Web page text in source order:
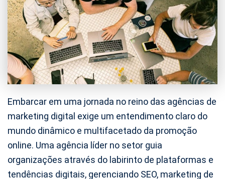
Embarcar em uma jornada no reino das agências de
marketing digital exige um entendimento claro do
mundo dinâmico e multifacetado da promoção
online. Uma agência líder no setor guia
organizações através do labirinto de plataformas e
tendências digitais, gerenciando SEO, marketing de